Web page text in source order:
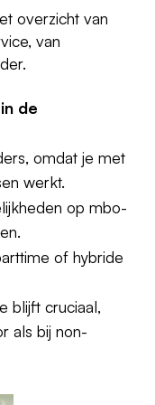
overzicht van
van
de
omdat je met
werkt.
op mbo-
of hybride
blijft cruciaal,
als bij non-